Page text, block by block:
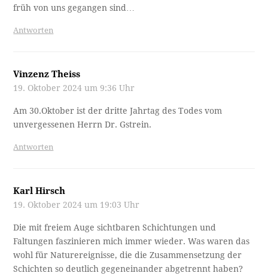
früh von uns gegangen sind…
Antworten
Vinzenz Theiss
19. Oktober 2024 um 9:36 Uhr
Am 30.Oktober ist der dritte Jahrtag des Todes vom
unvergessenen Herrn Dr. Gstrein.
Antworten
Karl Hirsch
19. Oktober 2024 um 19:03 Uhr
Die mit freiem Auge sichtbaren Schichtungen und
Faltungen faszinieren mich immer wieder. Was waren das
wohl für Naturereignisse, die die Zusammensetzung der
Schichten so deutlich gegeneinander abgetrennt haben?